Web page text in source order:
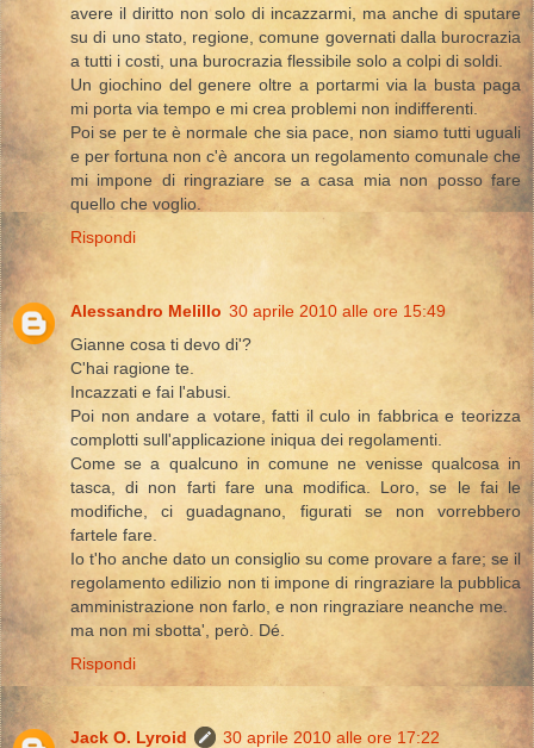
avere il diritto non solo di incazzarmi, ma anche di sputare
su di uno stato, regione, comune governati dalla burocrazia
a tutti i costi, una burocrazia flessibile solo a colpi di soldi.
Un giochino del genere oltre a portarmi via la busta paga
mi porta via tempo e mi crea problemi non indifferenti.
Poi se per te è normale che sia pace, non siamo tutti uguali
e per fortuna non c'è ancora un regolamento comunale che
mi impone di ringraziare se a casa mia non posso fare
quello che voglio.
Rispondi
Alessandro Melillo 30 aprile 2010 alle ore 15:49
Gianne cosa ti devo di'?
C'hai ragione te.
Incazzati e fai l'abusi.
Poi non andare a votare, fatti il culo in fabbrica e teorizza
complotti sull'applicazione iniqua dei regolamenti.
Come se a qualcuno in comune ne venisse qualcosa in
tasca, di non farti fare una modifica. Loro, se le fai le
modifiche, ci guadagnano, figurati se non vorrebbero
fartele fare.
Io t'ho anche dato un consiglio su come provare a fare; se il
regolamento edilizio non ti impone di ringraziare la pubblica
amministrazione non farlo, e non ringraziare neanche me.
ma non mi sbotta', però. Dé.
Rispondi
Jack O. Lyroid
30 aprile 2010 alle ore 17:22